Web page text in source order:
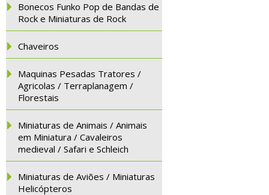
Bonecos Funko Pop de Bandas de
Rock e Miniaturas de Rock
Chaveiros
Maquinas Pesadas Tratores /
Agricolas / Terraplanagem /
Florestais
Miniaturas de Animais / Animais
em Miniatura / Cavaleiros
medieval / Safari e Schleich
Miniaturas de Aviões / Miniaturas
Helicópteros